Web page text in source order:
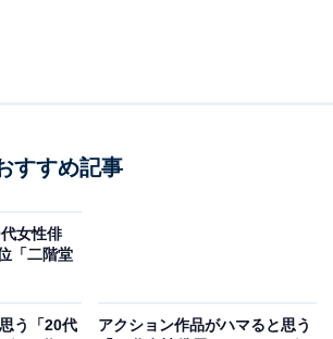
麟がくる』
テレビ系）などの人気作に出演。
役を演じました。
ラーメン」や「ぼっち飲み」などプ
すすめ記事
女性俳
「二階堂
う「20代
アクション作品がハマると思う